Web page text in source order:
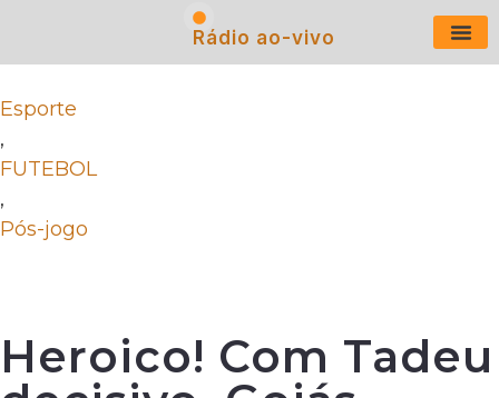
Rádio ao-vivo
Esporte
,
FUTEBOL
,
Pós-jogo
Heroico! Com Tadeu